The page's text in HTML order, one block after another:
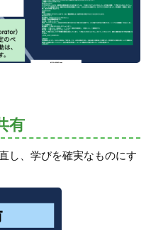
有
し、学びを確実なものにす